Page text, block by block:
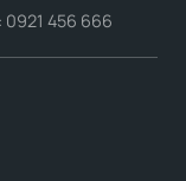
0921 456 666